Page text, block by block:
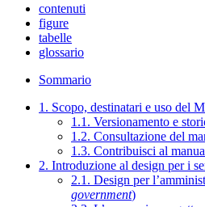
contenuti
figure
tabelle
glossario
Sommario
1. Scopo, destinatari e uso del
1.1. Versionamento e
1.2. Consultazione del
1.3. Contribuisci al
2. Introduzione al design per i
2.1. Design per
government)